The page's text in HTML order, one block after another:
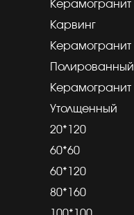
Керамогранит
Карвинг
Керамогранит
Полированный
Керамогранит
Утолщенный
20*120
60*60
60*120
80*160